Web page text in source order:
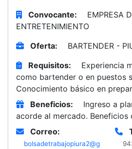
Convocante:
EMPRESA
ENTRETENIMIENTO
Oferta:
BARTENDER -
Requisitos:
Experiencia
como bartender o en puestos
Conocimiento básico en
Beneficios:
Ingreso a
acorde al mercado. Beneficios
Correo:
bolsadetrabajopiura2@g